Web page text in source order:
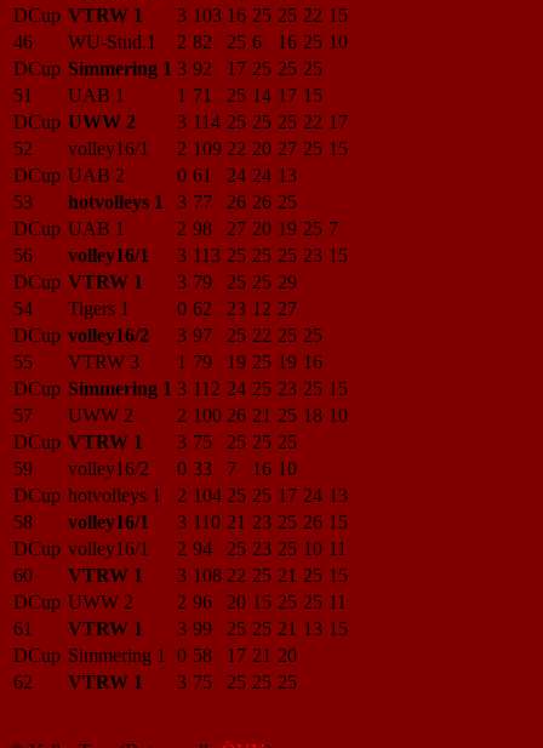
DCup VTRW 1 3 103 16 25 25 22 15
46
WU-Stud.1 2 82 25 6 16 25 10
DCup Simmering 1 3 92 17 25 25 25
51
UAB 1 1 71 25 14 17 15
DCup UWW 2 3 114 25 25 25 22 17
52
volley16/1 2 109 22 20 27 25 15
DCup UAB 2 0 61 24 24 13
53
hotvolleys 1 3 77 26 26 25
DCup UAB 1 2 98 27 20 19 25 7
56
volley16/1 3 113 25 25 25 23 15
DCup VTRW 1 3 79 25 25 29
54
Tigers 1 0 62 23 12 27
DCup volley16/2 3 97 25 22 25 25
55
VTRW 3 1 79 19 25 19 16
DCup Simmering 1 3 112 24 25 23 25 15
57
UWW 2 2 100 26 21 25 18 10
DCup VTRW 1 3 75 25 25 25
59
volley16/2 0 33 7 16 10
DCup hotvolleys 1 2 104 25 25 17 24 13
58
volley16/1 3 110 21 23 25 26 15
DCup volley16/1 2 94 25 23 25 10 11
60
VTRW 1 3 108 22 25 21 25 15
DCup UWW 2 2 96 20 15 25 25 11
61
VTRW 1 3 99 25 25 21 13 15
DCup Simmering 1 0 58 17 21 20
62
VTRW 1 3 75 25 25 25